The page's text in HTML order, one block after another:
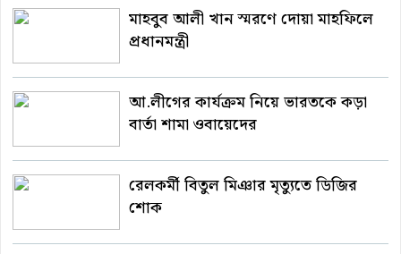
মাহবুব আলী খান স্মরণে দোয়া মাহফিলে
প্রধানমন্ত্রী
আ.লীগের কার্যক্রম নিয়ে ভারতকে কড়া
বার্তা শামা ওবায়েদের
রেলকর্মী বিতুল মিঞার মৃত্যুতে ডিজির
শোক